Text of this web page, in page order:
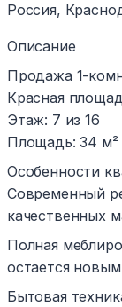
Россия,
Описание
Продажа 1-
Красная
Этаж: 7 из 16
Площадь: 34 м²
Особенности
Современный
качественных
Полная
остается
Бытовая